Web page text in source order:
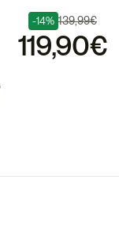
-14% 139,99€
119,90€